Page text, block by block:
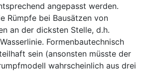
angepasst werden.
Rümpfe bei Bausätzen von
an der dicksten Stelle, d.h.
Formenbautechnisch
sein (ansonsten müsste der
wahrscheinlich aus drei